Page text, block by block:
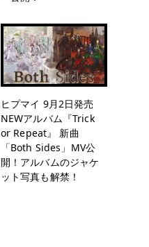
ヒプマイ 9月2日発売
NEWアルバム『Trick
or Repeat』 新曲
「Both Sides」MV公
開！アルバムのジャケ
ット写真も解禁！